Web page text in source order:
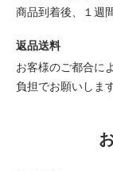
商品到着後、１週
返品送料
お客様のご都合に
負担でお願いします